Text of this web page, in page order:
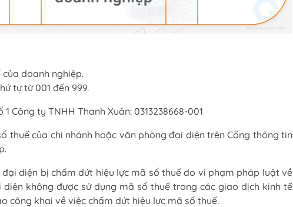
doanh nghiệp.
tự từ 001 đến 999.
Công ty TNHH Thanh Xuân: 0313238668-001
thuế của chi nhánh hoặc văn phòng đại diện trên Cổng thông tin
diện bị chấm dứt hiệu lực mã số thuế do vi phạm pháp luật về
không được sử dụng mã số thuế trong các giao dịch kinh tế
công khai về việc chấm dứt hiệu lực mã số thuế.